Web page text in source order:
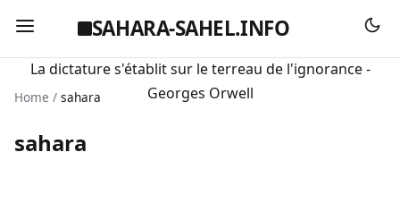
SAHARA-SAHEL.INFO
La dictature s'établit sur le terreau de l'ignorance -
Georges Orwell
Home / sahara
sahara